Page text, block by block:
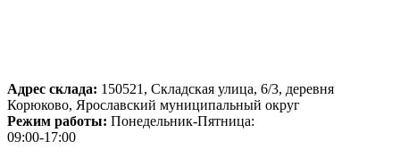
Адрес склада: 150521, Складская улица, 6/3, деревня
Корюково, Ярославский муниципальный округ
Режим работы: Понедельник-Пятница:
09:00-17:00